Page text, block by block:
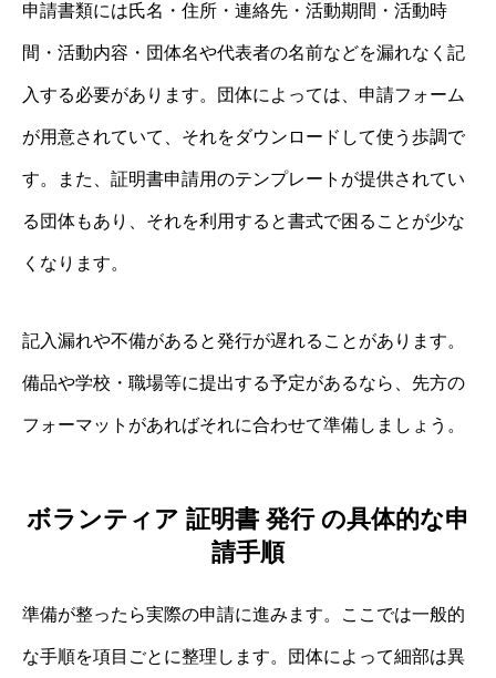
申請書類には氏名・住所・連絡先・活動期間・活動時
間・活動内容・団体名や代表者の名前などを漏れなく記
入する必要があります。団体によっては、申請フォーム
が用意されていて、それをダウンロードして使う歩調で
す。また、証明書申請用のテンプレートが提供されてい
る団体もあり、それを利用すると書式で困ることが少な
くなります。
記入漏れや不備があると発行が遅れることがあります。
備品や学校・職場等に提出する予定があるなら、先方の
フォーマットがあればそれに合わせて準備しましょう。
ボランティア 証明書 発行 の具体的な申
請手順
準備が整ったら実際の申請に進みます。ここでは一般的
な手順を項目ごとに整理します。団体によって細部は異